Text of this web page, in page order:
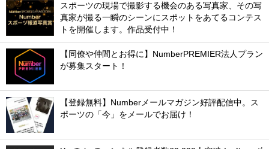
スポーツの現場で撮影する機会のある写真家、その写
真家が撮る一瞬のシーンにスポットをあてるコンテス
トを開催します。作品受付中！
【同僚や仲間とお得に】NumberPREMIER法人プラン
が募集スタート！
【登録無料】Numberメールマガジン好評配信中。ス
ポーツの「今」をメールでお届け！